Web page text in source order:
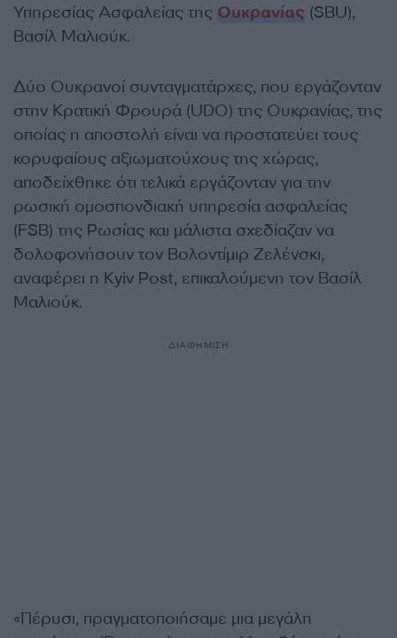
Υπηρεσίας Ασφαλείας της Ουκρανίας (SBU),
Βασίλ Μαλιούκ.
Δύο Ουκρανοί συνταγματάρχες, που εργάζονταν
στην Κρατική Φρουρά (UDO) της Ουκρανίας, της
οποίας η αποστολή είναι να προστατεύει τους
κορυφαίους αξιωματούχους της χώρας,
αποδείχθηκε ότι τελικά εργάζονταν για την
ρωσική ομοσπονδιακή υπηρεσία ασφαλείας
(FSB) της Ρωσίας και μάλιστα σχεδίαζαν να
δολοφονήσουν τον Βολοντίμιρ Ζελένσκι,
αναφέρει η Kyiv Post, επικαλούμενη τον Βασίλ
Μαλιούκ.
ΔΙΑΦΗΜΙΣΗ
«Πέρυσι, πραγματοποιήσαμε μια μεγάλη